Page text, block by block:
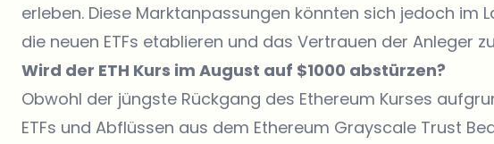
erleben. Diese Marktanpassungen könnten sich jedoch im
die neuen ETFs etablieren und das Vertrauen der Anleger
Wird der ETH Kurs im August auf $1000 abstürzen?
Obwohl der jüngste Rückgang des Ethereum Kurses
ETFs und Abflüssen aus dem Ethereum Grayscale Trust